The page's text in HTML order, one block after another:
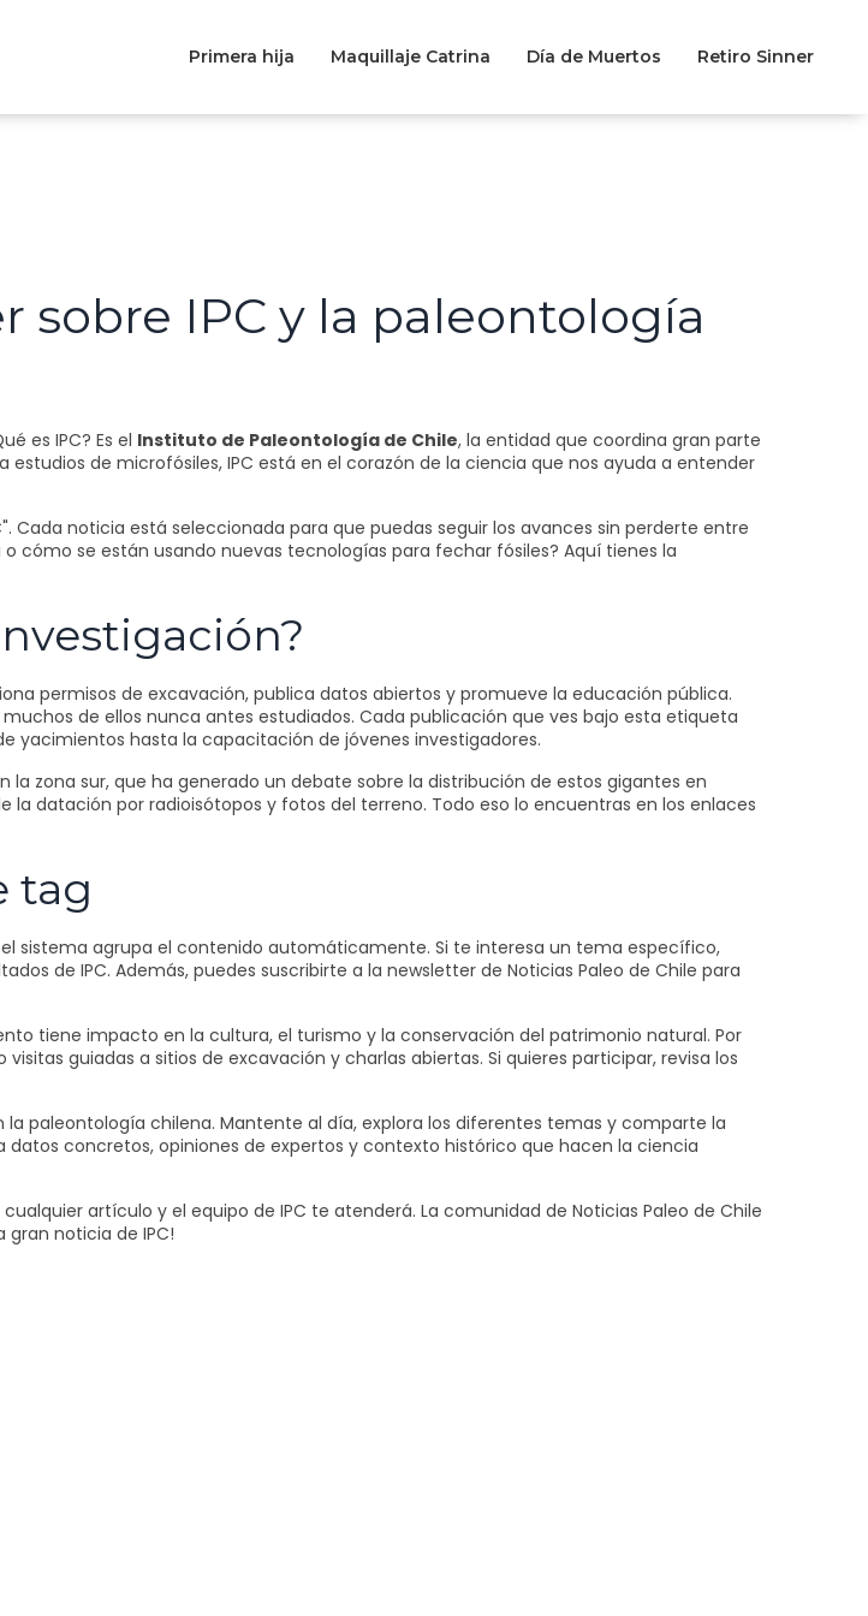
Primera hija Maquillaje Catrina Día de Muertos Retiro Sinner
sobre IPC y la paleontología
es IPC? Es el Instituto de Paleontología de Chile, la entidad que coordina gran parte
de microfósiles, IPC está en el corazón de la ciencia que nos ayuda a entender
noticia está seleccionada para que puedas seguir los avances sin perderte entre
cómo se están usando nuevas tecnologías para fechar fósiles? Aquí tienes la
permisos de excavación, publica datos abiertos y promueve la educación pública.
de ellos nunca antes estudiados. Cada publicación que ves bajo esta etiqueta
hasta la capacitación de jóvenes investigadores.
zona sur, que ha generado un debate sobre la distribución de estos gigantes en
datación por radioisótopos y fotos del terreno. Todo eso lo encuentras en los enlaces
tag
sistema agrupa el contenido automáticamente. Si te interesa un tema específico,
de IPC. Además, puedes suscribirte a la newsletter de Noticias Paleo de Chile para
tiene impacto en la cultura, el turismo y la conservación del patrimonio natural. Por
guiadas a sitios de excavación y charlas abiertas. Si quieres participar, revisa los
paleontología chilena. Mantente al día, explora los diferentes temas y comparte la
concretos, opiniones de expertos y contexto histórico que hacen la ciencia
artículo y el equipo de IPC te atenderá. La comunidad de Noticias Paleo de Chile
gran noticia de IPC!